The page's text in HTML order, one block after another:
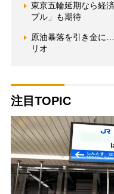
東京五輪延期なら経
ブル」も期待
原油暴落を引き金に
リオ
注目TOPIC